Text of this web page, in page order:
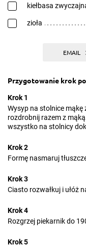
kiełbasa
zioła
EMAIL
Przygotowanie krok
Krok 1
Wysyp na stolnice mąkę
rozdrobnij razem z
wszystko na stolnicy
Krok 2
Formę nasmaruj
Krok 3
Ciasto rozwałkuj i ułóż
Krok 4
Rozgrzej piekarnik do
Krok 5